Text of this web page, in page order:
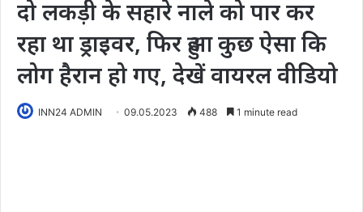
दो लकड़ी के सहारे नाले को पार कर
रहा था ड्राइवर, फिर हुआ कुछ ऐसा कि
लोग हैरान हो गए, देखें वायरल वीडियो
INN24 ADMIN 09.05.2023 488 1 minute read